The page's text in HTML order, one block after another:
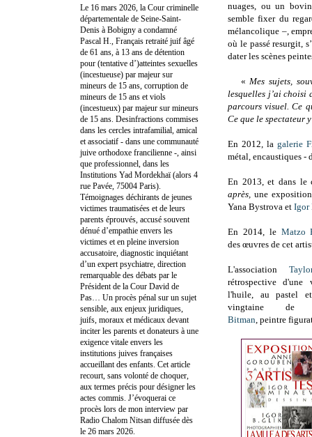
nuages, ou un
semble fixer du
mélancolique –,
où le passé resurgit,
dater les scènes
«Mes sujets,
lesquelles j’ai choisi
parcours visuel. Ce
Ce que le spectateur
En 2012, la galerie
métal, encaustiques -
En 2013, et dans le
après, une
Yana Bystrova et Igor
En 2014, le Matzo
des œuvres de cet
L'association
rétrospective
l'huile, au pastel
vingtaine de
Bitman, peintre
Le 16 mars 2026, la Cour criminelle
départementale de Seine-Saint-
Denis à Bobigny a condamné
Pascal H., Français retraité juif âgé
de 61 ans, à 13 ans de détention
pour (tentative d’)atteintes sexuelles
(incestueuse) par majeur sur
mineurs de 15 ans, corruption de
mineurs de 15 ans et viols
(incestueux) par majeur sur mineurs
de 15 ans. Desinfractions commises
dans les cercles intrafamilial, amical
et associatif - dans une communauté
juive orthodoxe francilienne -, ainsi
que professionnel, dans les
Institutions Yad Mordekhaï (alors 4
rue Pavée, 75004 Paris).
Témoignages déchirants de jeunes
victimes traumatisées et de leurs
parents éprouvés, accusé souvent
dénué d’empathie envers les
victimes et en pleine inversion
accusatoire, diagnostic inquiétant
d’un expert psychiatre, direction
remarquable des débats par le
Président de la Cour David de
Pas… Un procès pénal sur un sujet
sensible, aux enjeux juridiques,
juifs, moraux et médicaux devant
inciter les parents et donateurs à une
exigence vitale envers les
institutions juives françaises
accueillant des enfants. Cet article
recourt, sans volonté de choquer,
aux termes précis pour désigner les
actes commis. J’évoquerai ce
procès lors de mon interview par
Radio Chalom Nitsan diffusée dès
le 26 mars 2026.